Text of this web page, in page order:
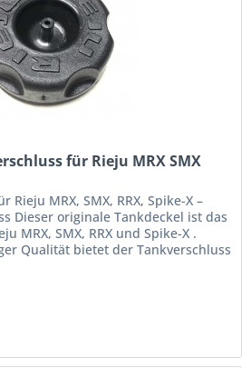
für Rieju MRX SMX
Rieju MRX, SMX, RRX, Spike-X –
Dieser originale Tankdeckel ist das
MRX, SMX, RRX und Spike-X .
Qualität bietet der Tankverschluss